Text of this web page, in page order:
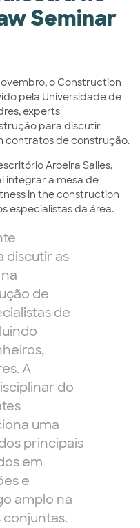
Seminar
o Construction
pela Universidade de
experts
para discutir
contratos de construção.
Aroeira Salles,
integrar a mesa de
in the construction
especialistas da área.
discutir as
de
de
A
do
uma
principais
em
e
amplo na
conjuntas.